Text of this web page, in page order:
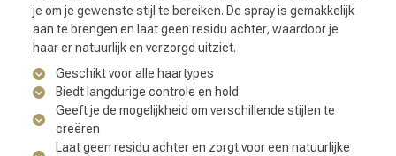
je om je gewenste stijl te bereiken. De spray is gemakkelijk
aan te brengen en laat geen residu achter, waardoor je
haar er natuurlijk en verzorgd uitziet.
Geschikt voor alle haartypes
Biedt langdurige controle en hold
Geeft je de mogelijkheid om verschillende stijlen te
creëren
Laat geen residu achter en zorgt voor een natuurlijke